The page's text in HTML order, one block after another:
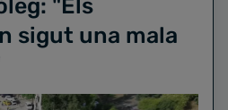
"Els
sigut una mala